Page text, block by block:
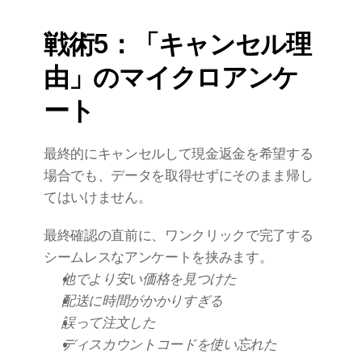
戦術5：「キャンセル理
由」のマイクロアンケ
ート
最終的にキャンセルして現金返金を希望する
場合でも、データを取得せずにそのまま帰し
てはいけません。
最終確認の直前に、ワンクリックで完了する
シームレスなアンケートを挟みます。
他でより安い価格を見つけた
配送に時間がかかりすぎる
誤って注文した
ディスカウントコードを使い忘れた